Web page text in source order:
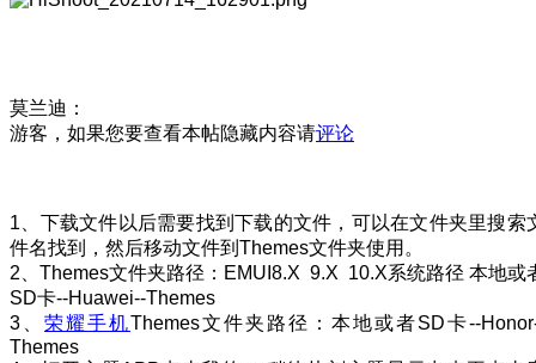
莫兰迪：
游客，如果您要查看本帖隐藏内容请评论
1、下载文件以后需要找到下载的文件，可以在文件夹里搜索
件名找到，然后移动文件到Themes文件夹使用。
2、Themes文件夹路径：EMUI8.X 9.X 10.X系统路径 本地或
SD卡--Huawei--Themes
3、 荣耀手机Themes文件夹路径：本地或者SD卡--
Themes